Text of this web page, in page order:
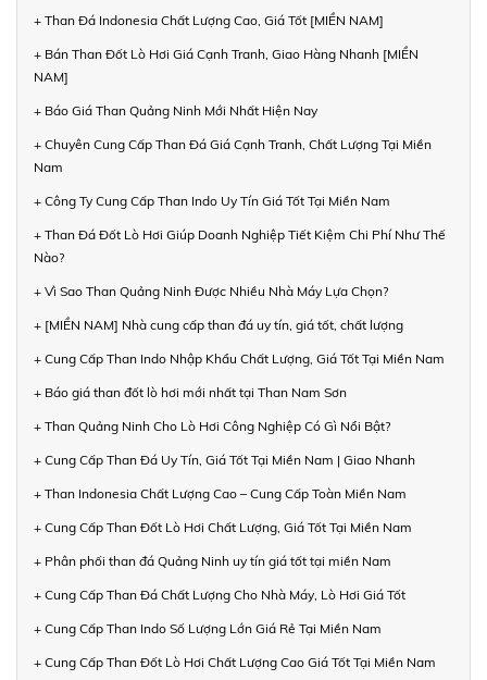
+ Than Đá Indonesia Chất Lượng Cao, Giá Tốt [MIỀN NAM]
+ Bán Than Đốt Lò Hơi Giá Cạnh Tranh, Giao Hàng Nhanh [MIỀN
NAM]
+ Báo Giá Than Quảng Ninh Mới Nhất Hiện Nay
+ Chuyên Cung Cấp Than Đá Giá Cạnh Tranh, Chất Lượng Tại Miền
Nam
+ Công Ty Cung Cấp Than Indo Uy Tín Giá Tốt Tại Miền Nam
+ Than Đá Đốt Lò Hơi Giúp Doanh Nghiệp Tiết Kiệm Chi Phí Như Thế
Nào?
+ Vì Sao Than Quảng Ninh Được Nhiều Nhà Máy Lựa Chọn?
+ [MIỀN NAM] Nhà cung cấp than đá uy tín, giá tốt, chất lượng
+ Cung Cấp Than Indo Nhập Khẩu Chất Lượng, Giá Tốt Tại Miền Nam
+ Báo giá than đốt lò hơi mới nhất tại Than Nam Sơn
+ Than Quảng Ninh Cho Lò Hơi Công Nghiệp Có Gì Nổi Bật?
+ Cung Cấp Than Đá Uy Tín, Giá Tốt Tại Miền Nam | Giao Nhanh
+ Than Indonesia Chất Lượng Cao – Cung Cấp Toàn Miền Nam
+ Cung Cấp Than Đốt Lò Hơi Chất Lượng, Giá Tốt Tại Miền Nam
+ Phân phối than đá Quảng Ninh uy tín giá tốt tại miền Nam
+ Cung Cấp Than Đá Chất Lượng Cho Nhà Máy, Lò Hơi Giá Tốt
+ Cung Cấp Than Indo Số Lượng Lớn Giá Rẻ Tại Miền Nam
+ Cung Cấp Than Đốt Lò Hơi Chất Lượng Cao Giá Tốt Tại Miền Nam